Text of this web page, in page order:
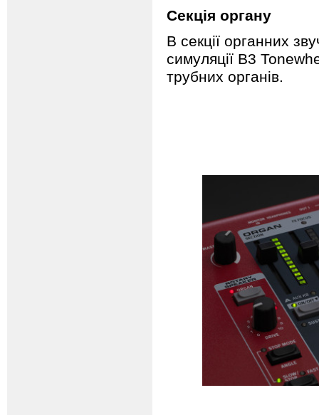
Секція органу
В секції органних
симуляції B3
трубних органів.